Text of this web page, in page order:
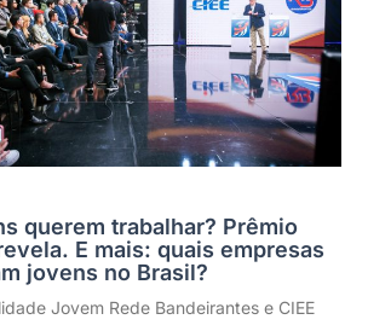
querem trabalhar? Prêmio
E mais: quais empresas
jovens no Brasil?
Jovem Rede Bandeirantes e CIEE